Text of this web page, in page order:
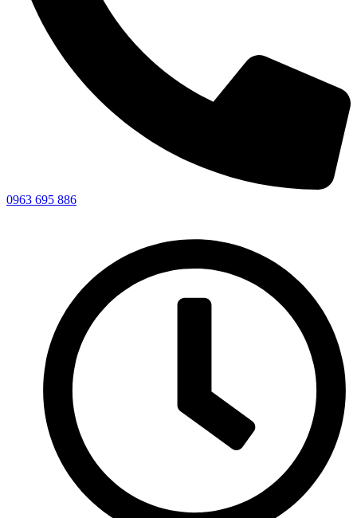
0963 695 886